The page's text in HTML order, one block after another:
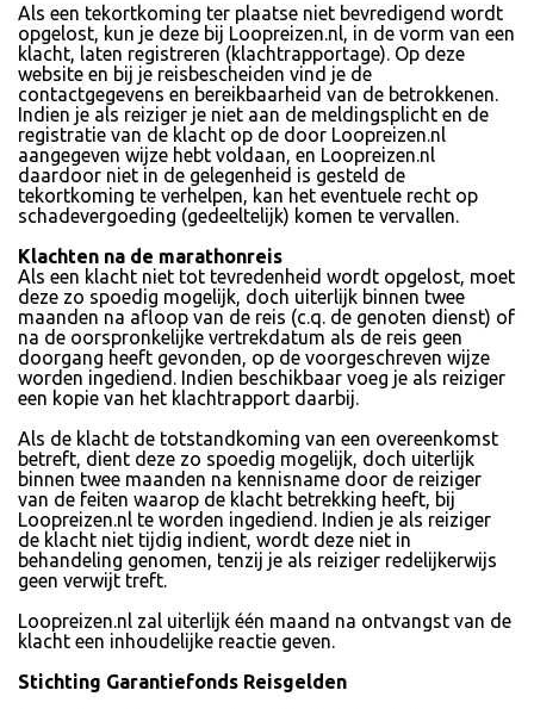
Als een tekortkoming ter plaatse niet bevredigend wordt
opgelost, kun je deze bij Loopreizen.nl, in de vorm van een
klacht, laten registreren (klachtrapportage). Op deze
website en bij je reisbescheiden vind je de
contactgegevens en bereikbaarheid van de betrokkenen.
Indien je als reiziger je niet aan de meldingsplicht en de
registratie van de klacht op de door Loopreizen.nl
aangegeven wijze hebt voldaan, en Loopreizen.nl
daardoor niet in de gelegenheid is gesteld de
tekortkoming te verhelpen, kan het eventuele recht op
schadevergoeding (gedeeltelijk) komen te vervallen.
Klachten na de marathonreis
Als een klacht niet tot tevredenheid wordt opgelost, moet
deze zo spoedig mogelijk, doch uiterlijk binnen twee
maanden na afloop van de reis (c.q. de genoten dienst) of
na de oorspronkelijke vertrekdatum als de reis geen
doorgang heeft gevonden, op de voorgeschreven wijze
worden ingediend. Indien beschikbaar voeg je als reiziger
een kopie van het klachtrapport daarbij.
Als de klacht de totstandkoming van een overeenkomst
betreft, dient deze zo spoedig mogelijk, doch uiterlijk
binnen twee maanden na kennisname door de reiziger
van de feiten waarop de klacht betrekking heeft, bij
Loopreizen.nl te worden ingediend. Indien je als reiziger
de klacht niet tijdig indient, wordt deze niet in
behandeling genomen, tenzij je als reiziger redelijkerwijs
geen verwijt treft.
Loopreizen.nl zal uiterlijk één maand na ontvangst van de
klacht een inhoudelijke reactie geven.
Stichting Garantiefonds Reisgelden